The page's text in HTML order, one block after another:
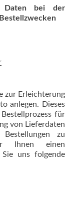
Daten bei der
zur Erleichterung
anlegen. Dieses
für
von Lieferdaten
zu
Ihnen einen
Sie uns folgende